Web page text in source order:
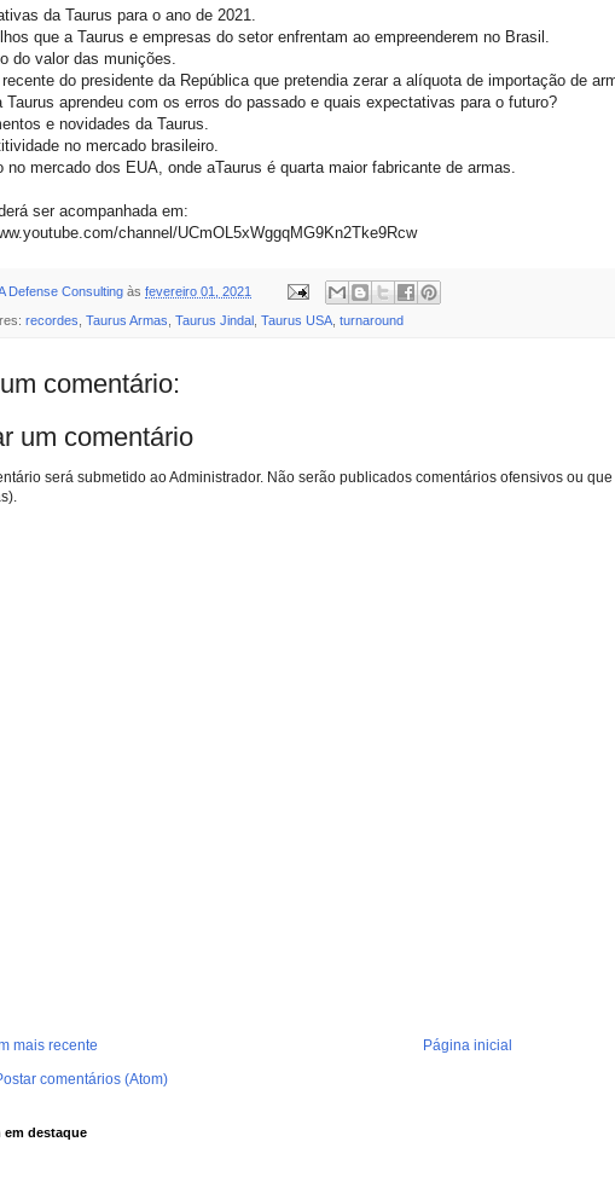
da Taurus para o ano de 2021.
que a Taurus e empresas do setor enfrentam ao empreenderem no Brasil.
do valor das munições.
do presidente da República que pretendia zerar a alíquota de importação de
Taurus aprendeu com os erros do passado e quais expectativas para o futuro?
e novidades da Taurus.
no mercado brasileiro.
no mercado dos EUA, onde aTaurus é quarta maior fabricante de armas.
ser acompanhada em:
channel/UCmOL5xWggqMG9Kn2Tke9Rcw
Defense Consulting às fevereiro 01, 2021
recordes Taurus Armas Taurus Jindal Taurus USA turnaround
comentário:
um comentário
será submetido ao Administrador. Não serão publicados comentários ofensivos ou
mais recente
Página inicial
comentários (Atom)
em destaque